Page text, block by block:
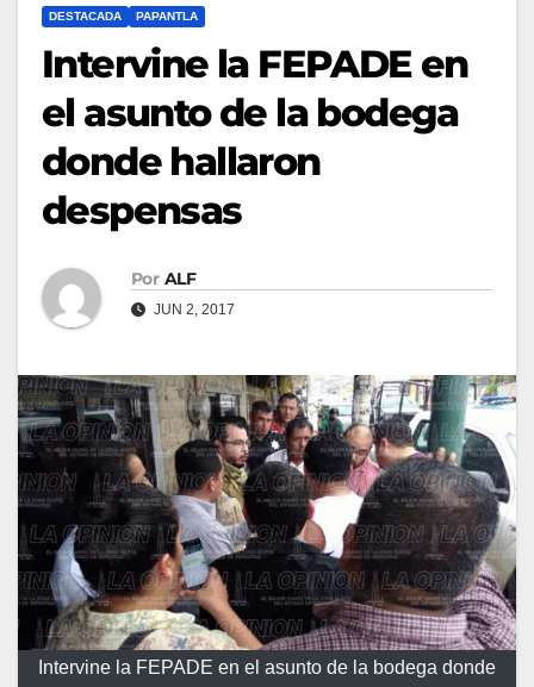
DESTACADA PAPANTLA
Intervine la FEPADE en
el asunto de la bodega
donde hallaron
despensas
Por ALF
JUN 2, 2017
Intervine la FEPADE en el asunto de la bodega donde